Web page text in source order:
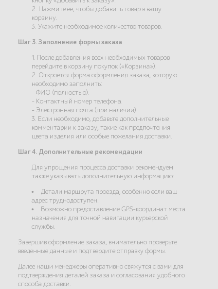
2. Нажмите её, чтобы добавить товар в вашу
корзину.
3. Укажите необходимое количество товаров.
Шаг 3. Заполнение формы заказа
1. После добавления всех необходимых товаров
перейдите в корзину покупок («Корзина»).
2. Откроется форма оформления заказа, которую
необходимо заполнить:
- ФИО (полностью).
- Контактный номер телефона.
- Электронная почта (при наличии).
3. Если необходимо, добавьте дополнительные
комментарии к заказу, такие как предпочтения
цвета изделия или особые пожелания доставки.
Шаг 4. Дополнительные рекомендации
Для упрощения процесса доставки рекомендуем
также указывать дополнительную информацию:
Детали маршрута проезда, особенно если ваш
адрес труднодоступен.
Возможно предоставление GPS-координат места
назначения для точной навигации курьерской
службы.
Завершив оформление заказа, внимательно проверьте
введённые данные и подтвердите отправку формы.
Далее наши менеджеры оперативно свяжутся с вами для
подтверждения деталей заказа и согласования удобного
способа доставки.